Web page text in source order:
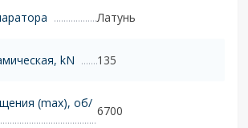
Латунь
kN 135
(max), об/
6700